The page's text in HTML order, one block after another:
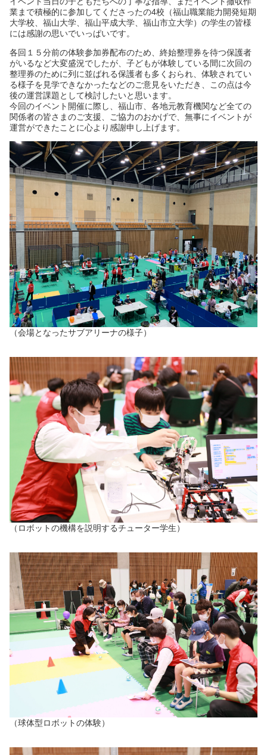
業まで積極的に参加してくださったの4校（福山職業能力開発短期
大学校、福山大学、福山平成大学、福山市立大学）の学生の皆様
には感謝の思いでいっぱいです。
各回１５分前の体験参加券配布のため、終始整理券を待つ保護者
がいるなど大変盛況でしたが、子どもが体験している間に次回の
整理券のために列に並ばれる保護者も多くおられ、体験されてい
る様子を見学できなかったなどのご意見をいただき、この点は今
後の運営課題として検討したいと思います。
今回のイベント開催に際し、福山市、各地元教育機関など全ての
関係者の皆さまのご支援、ご協力のおかげで、無事にイベントが
運営ができたことに心より感謝申し上げます。
（会場となったサブアリーナの様子）
（ロボットの機構を説明するチューター学生）
（球体型ロボットの体験）